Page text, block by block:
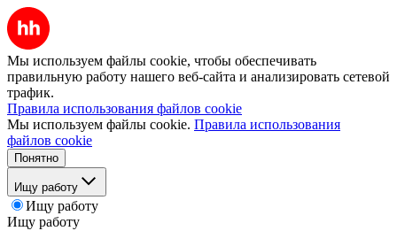
Мы используем файлы cookie, чтобы обеспечивать
правильную работу нашего веб-сайта и анализировать сетевой
трафик.
Правила использования файлов cookie
Мы используем файлы cookie. Правила использования
файлов cookie
Понятно
Ищу работу
Ищу работу
Ищу работу